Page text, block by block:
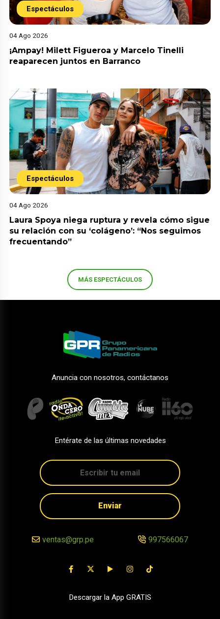
Espectáculos
04 Ago 2026
¡Ampay! Milett Figueroa y Marcelo Tinelli
reaparecen juntos en Barranco
Espectáculos
04 Ago 2026
Laura Spoya niega ruptura y revela cómo sigue
su relación con su ‘colágeno’: “Nos seguimos
frecuentando”
MÁS ESPECTÁCULOS
Anuncia con nosotros, contáctanos
Entérate de las últimas novedades
Enviar
ventas@grp.pe 997566067
Descargar la App GRATIS